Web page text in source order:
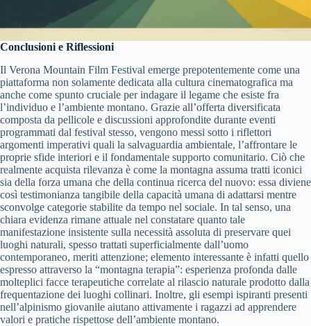
Conclusioni e Riflessioni
Il Verona Mountain Film Festival emerge prepotentemente come una
piattaforma non solamente dedicata alla cultura cinematografica ma
anche come spunto cruciale per indagare il legame che esiste fra
l’individuo e l’ambiente montano. Grazie all’offerta diversificata
composta da pellicole e discussioni approfondite durante eventi
programmati dal festival stesso, vengono messi sotto i riflettori
argomenti imperativi quali la salvaguardia ambientale, l’affrontare le
proprie sfide interiori e il fondamentale supporto comunitario. Ciò che
realmente acquista rilevanza è come la montagna assuma tratti iconici
sia della forza umana che della continua ricerca del nuovo: essa diviene
così testimonianza tangibile della capacità umana di adattarsi mentre
sconvolge categorie stabilite da tempo nel sociale. In tal senso, una
chiara evidenza rimane attuale nel constatare quanto tale
manifestazione insistente sulla necessità assoluta di preservare quei
luoghi naturali, spesso trattati superficialmente dall’uomo
contemporaneo, meriti attenzione; elemento interessante è infatti quello
espresso attraverso la “montagna terapia”: esperienza profonda dalle
molteplici facce terapeutiche correlate al rilascio naturale prodotto dalla
frequentazione dei luoghi collinari. Inoltre, gli esempi ispiranti presenti
nell’alpinismo giovanile aiutano attivamente i ragazzi ad apprendere
valori e pratiche rispettose dell’ambiente montano.